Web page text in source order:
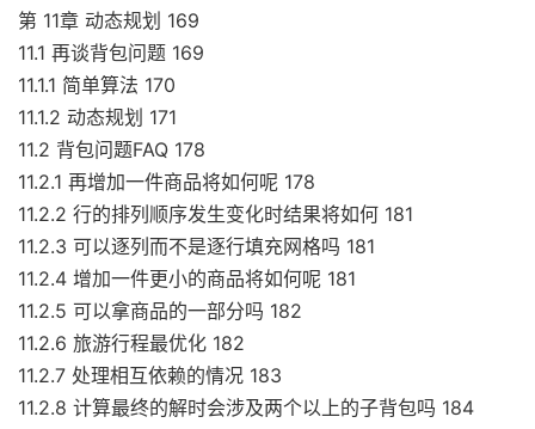
第 11章 动态规划 169
11.1 再谈背包问题 169
11.1.1 简单算法 170
11.1.2 动态规划 171
11.2 背包问题FAQ 178
11.2.1 再增加一件商品将如何呢 178
11.2.2 行的排列顺序发生变化时结果将如何 181
11.2.3 可以逐列而不是逐行填充网格吗 181
11.2.4 增加一件更小的商品将如何呢 181
11.2.5 可以拿商品的一部分吗 182
11.2.6 旅游行程最优化 182
11.2.7 处理相互依赖的情况 183
11.2.8 计算最终的解时会涉及两个以上的子背包吗 184